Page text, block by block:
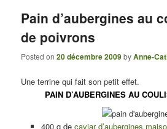
Pain d’aubergines au
de poivrons
Posted on20 décembre 2009byAnne-
Une terrine qui fait son petit effet.
PAIN D’AUBERGINES AU
400 g de caviar d’aubergines